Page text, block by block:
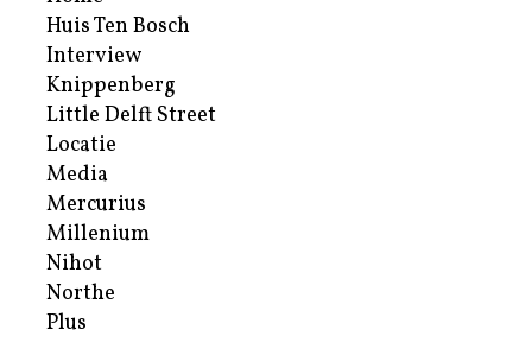
Huis Ten Bosch
Interview
Knippenberg
Little Delft Street
Locatie
Media
Mercurius
Millenium
Nihot
Northe
Plus